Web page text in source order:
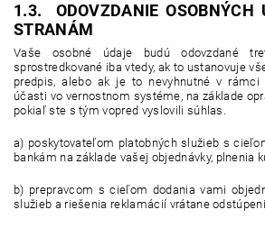
1.3. ODOVZDANIE OSOBNÝCH
STRANÁM
Vaše osobné údaje budú odovzdané
sprostredkované iba vtedy, ak to ustanovuje
predpis, alebo ak je to nevyhnutné v rámci
účasti vo vernostnom systéme, na základe
pokiaľ ste s tým vopred vyslovili súhlas.
a) poskytovateľom platobných služieb s
bankám na základe vašej objednávky, plnenia
b) prepravcom s cieľom dodania vami
služieb a riešenia reklamácií vrátane